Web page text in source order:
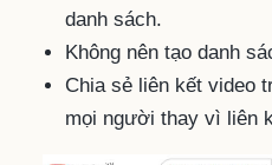
danh sách.
Không nên tạo danh
Chia sẻ liên kết video
mọi người thay vì liên